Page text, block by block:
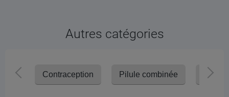
Autres catégories
Contraception Pilule combinée Pilule